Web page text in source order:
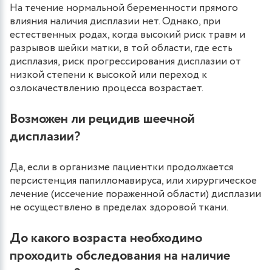
На течение нормальной беременности прямого
влияния наличия дисплазии нет. Однако, при
естественных родах, когда высокий риск травм и
разрывов шейки матки, в той области, где есть
дисплазия, риск прогрессирования дисплазии от
низкой степени к высокой или переход к
озлокачествлению процесса возрастает.
Возможен ли рецидив шеечной
дисплазии?
Да, если в организме пациентки продолжается
персистенция папилломавируса, или хирургическое
лечение (иссечение пораженной области) дисплазии
не осуществлено в пределах здоровой ткани.
До какого возраста необходимо
проходить обследования на наличие